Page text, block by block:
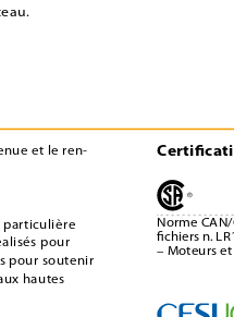
et le ren-
particulière
pour
pour soutenir
hautes
Norme
ﬁchiers n.
– Moteurs